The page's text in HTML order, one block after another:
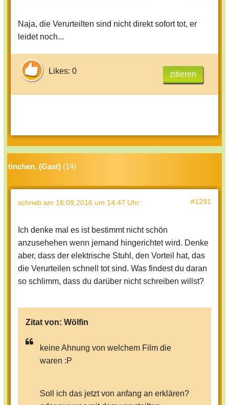
Naja, die Verurteilten sind nicht direkt sofort tot, er
leidet noch...
Likes: 0 zitieren
tinchen. (Gast) (14)
schrieb am 16.09.2016 um 14:47 Uhr: #1291
Ich denke mal es ist bestimmt nicht schön
anzusehehen wenn jemand hingerichtet wird. Denke
aber, dass der elektrische Stuhl, den Vorteil hat, das
die Verurteilen schnell tot sind. Was findest du daran
so schlimm, dass du darüber nicht schreiben willst?
Zitat von: Wölfin
keine Ahnung von welchem Film die
waren :P
Soll ich das jetzt von anfang an erklären?